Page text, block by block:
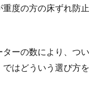
重度の方の床ずれ防
ターの数により、つ
はどういう選び方